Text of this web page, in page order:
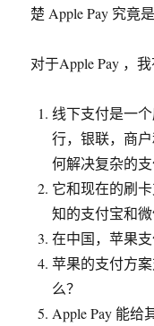
楚 Apple Pay 究竟是
对于Apple Pay ，我
线下支付是一
行，银联，商
何解决复杂的支
它和现在的刷
知的支付宝和
在中国，苹果支
苹果的支付方
么？
Apple Pay 能给